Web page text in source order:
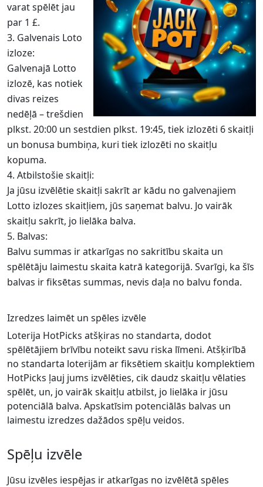
varat spēlēt jau
par 1 £.
Galvenais Loto
izloze:
Galvenajā Lotto
izlozē, kas notiek
divas reizes
nedēļā – trešdien
plkst. 20:00 un sestdien plkst. 19:45, tiek izlozēti 6 skaitļi
un bonusa bumbiņa, kuri tiek izlozēti no skaitļu
kopuma.
Atbilstošie skaitļi:
Ja jūsu izvēlētie skaitļi sakrīt ar kādu no galvenajiem
Lotto izlozes skaitļiem, jūs saņemat balvu. Jo vairāk
skaitļu sakrīt, jo lielāka balva.
Balvas:
Balvu summas ir atkarīgas no sakritību skaita un
spēlētāju laimestu skaita katrā kategorijā. Svarīgi, ka šīs
balvas ir fiksētas summas, nevis daļa no balvu fonda.
Izredzes laimēt un spēles izvēle
Loterija HotPicks atšķiras no standarta, dodot
spēlētājiem brīvību noteikt savu riska līmeni. Atšķirībā
no standarta loterijām ar fiksētiem skaitļu komplektiem
HotPicks ļauj jums izvēlēties, cik daudz skaitļu vēlaties
spēlēt, un, jo vairāk skaitļu atbilst, jo lielāka ir jūsu
potenciālā balva. Apskatīsim potenciālās balvas un
laimestu izredzes dažādos spēļu veidos.
Spēļu izvēle
Jūsu izvēles iespējas ir atkarīgas no izvēlētā spēles